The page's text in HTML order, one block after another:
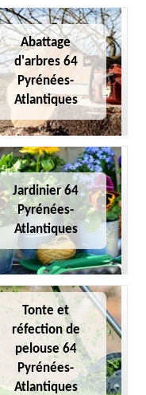
Abattage
d'arbres 64
Pyrénées-
Atlantiques
Jardinier 64
Pyrénées-
Atlantiques
Tonte et
réfection de
pelouse 64
Pyrénées-
Atlantiques